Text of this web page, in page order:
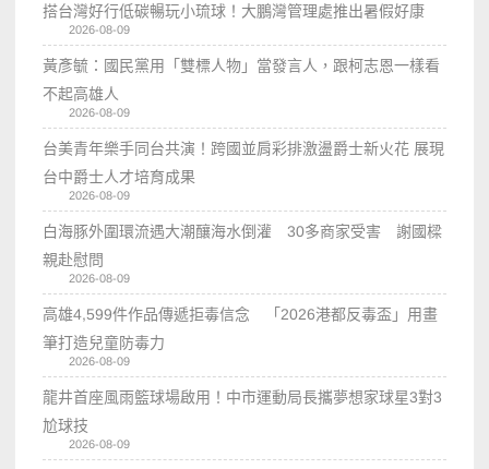
搭台灣好行低碳暢玩小琉球！大鵬灣管理處推出暑假好康
2026-08-09
黃彥毓：國民黨用「雙標人物」當發言人，跟柯志恩一樣看
不起高雄人
2026-08-09
台美青年樂手同台共演！跨國並肩彩排激盪爵士新火花 展現
台中爵士人才培育成果
2026-08-09
白海豚外圍環流遇大潮釀海水倒灌 30多商家受害 謝國樑
親赴慰問
2026-08-09
高雄4,599件作品傳遞拒毒信念 「2026港都反毒盃」用畫
筆打造兒童防毒力
2026-08-09
龍井首座風雨籃球場啟用！中市運動局長攜夢想家球星3對3
尬球技
2026-08-09